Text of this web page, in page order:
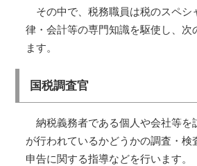
その中で、税務職員は税のスペシ
律・会計等の専門知識を駆使し、次
ます。
国税調査官
納税義務者である個人や会社等を
が行われているかどうかの調査・検
申告に関する指導などを行います。